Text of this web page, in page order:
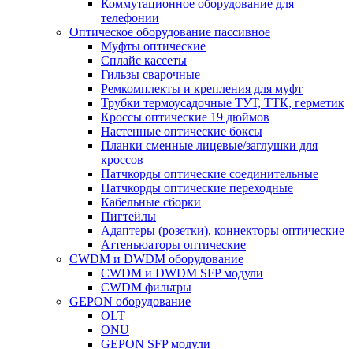
Коммутационное оборудование для
телефонии
Оптическое оборудование пассивное
Муфты оптические
Сплайс кассеты
Гильзы сварочные
Ремкомплекты и крепления для муфт
Трубки термоусадочные ТУТ, ТТК, герметик
Кроссы оптические 19 дюймов
Настенные оптические боксы
Планки сменные лицевые/заглушки для
кроссов
Патчкорды оптические соединительные
Патчкорды оптические переходные
Кабельные сборки
Пигтейлы
Адаптеры (розетки), коннекторы оптические
Аттеньюаторы оптические
CWDM и DWDM оборудование
CWDM и DWDM SFP модули
CWDM фильтры
GEPON оборудование
OLT
ONU
GEPON SFP модули